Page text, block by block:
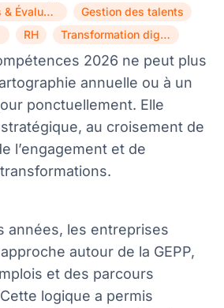
Entretiens & Évaluations Gestion des talents
RH Transformation digitale
2026 ne peut plus
annuelle ou à un
ponctuellement. Elle
au croisement de
l’engagement et de
années, les entreprises
autour de la GEPP,
et des parcours
logique a permis